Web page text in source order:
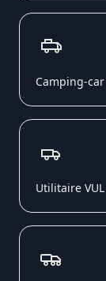
Camping-car
Utilitaire VUL